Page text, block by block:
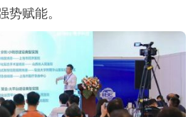
势赋能。